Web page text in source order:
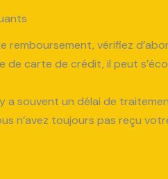
remboursement, vérifiez
de carte de crédit, il peut
a souvent un délai de
n’avez toujours pas reçu